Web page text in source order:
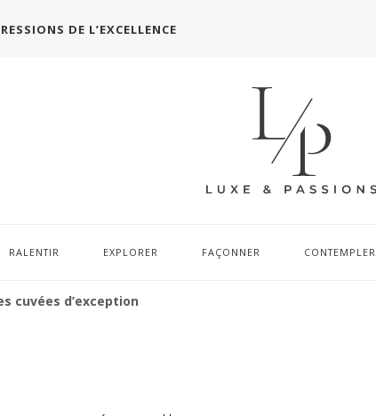
DE L’EXCELLENCE
RALENTIR EXPLORER FAÇONNER CONTEMPLER
cuvées d’exception